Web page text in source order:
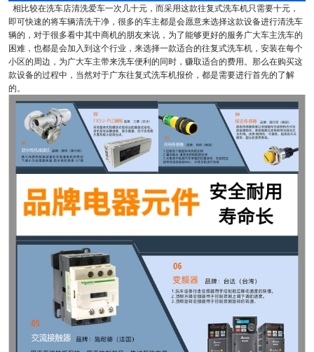
相比较在洗车店清洗爱车一次几十元，而采用这款往复式洗车机只需要十元，
即可快速的将车辆清洗干净，很多的车主都是会愿意来选择这款设备进行清洗车
辆的，对于很多看中其中商机的朋友来说，为了能够更好的服务广大车主洗车的
困难，也都是会加入到这个行业，来选择一款适合的往复式洗车机，安装在每个
小区的周边，为广大车主带来洗车便利的同时，赚取适合的费用。那么在购买这
款设备的过程中，当然对于广东往复式洗车机报价，都是需要进行首先的了解
的。